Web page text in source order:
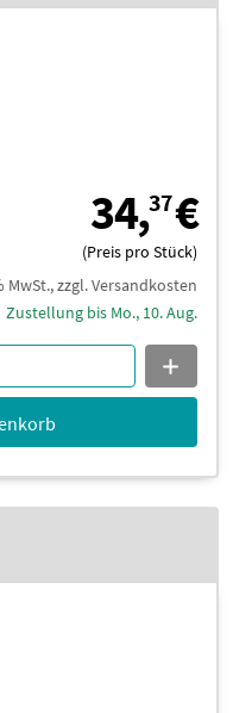
34,37€
(Preis pro Stück)
MwSt., zzgl. Versandkosten
Zustellung bis Mo., 10. Aug.